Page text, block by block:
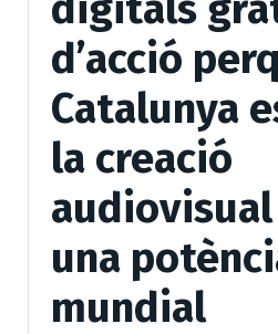
d’acció
Catalunya
la creació
una
mundial